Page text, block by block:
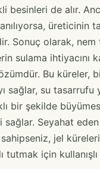
besinleri de alır.
üreticinin
Sonuç olarak, nem
sulama ihtiyacını
Bu küreler,
sağlar, su tasarrufu
bir şekilde
sağlar. Seyahat
sahipseniz, jel
tutmak için